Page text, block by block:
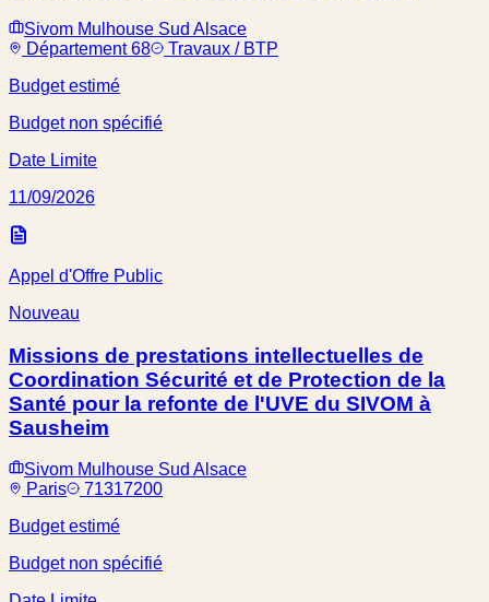
Sivom Mulhouse Sud Alsace
Département 68
Travaux / BTP
Budget estimé
Budget non spécifié
Date Limite
11/09/2026
Appel d'Offre Public
Nouveau
Missions de prestations intellectuelles de
Coordination Sécurité et de Protection de la
Santé pour la refonte de l'UVE du SIVOM à
Sausheim
Sivom Mulhouse Sud Alsace
Paris
71317200
Budget estimé
Budget non spécifié